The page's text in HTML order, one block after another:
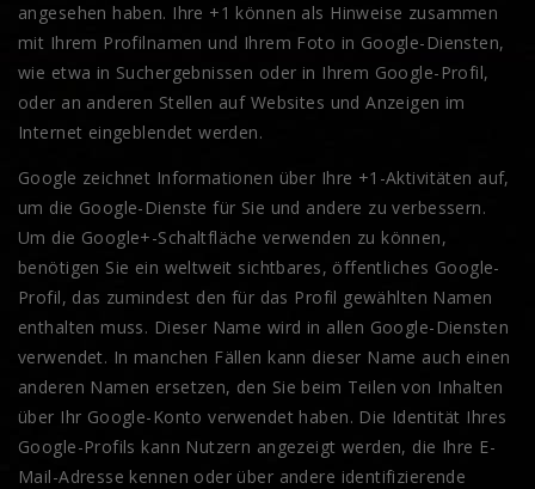
angesehen haben. Ihre +1 können als Hinweise zusammen
mit Ihrem Profilnamen und Ihrem Foto in Google-Diensten,
wie etwa in Suchergebnissen oder in Ihrem Google-Profil,
oder an anderen Stellen auf Websites und Anzeigen im
Internet eingeblendet werden.
Google zeichnet Informationen über Ihre +1-Aktivitäten auf,
um die Google-Dienste für Sie und andere zu verbessern.
Um die Google+-Schaltfläche verwenden zu können,
benötigen Sie ein weltweit sichtbares, öffentliches Google-
Profil, das zumindest den für das Profil gewählten Namen
enthalten muss. Dieser Name wird in allen Google-Diensten
verwendet. In manchen Fällen kann dieser Name auch einen
anderen Namen ersetzen, den Sie beim Teilen von Inhalten
über Ihr Google-Konto verwendet haben. Die Identität Ihres
Google-Profils kann Nutzern angezeigt werden, die Ihre E-
Mail-Adresse kennen oder über andere identifizierende